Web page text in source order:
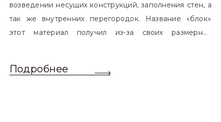
возведении несущих конструкций, заполнения стен, а
так же внутренних перегородок. Название «блок»
этот материал получил из-за своих размерных
обычный одинарный кирпич. Размер блоков различен
Подробнее